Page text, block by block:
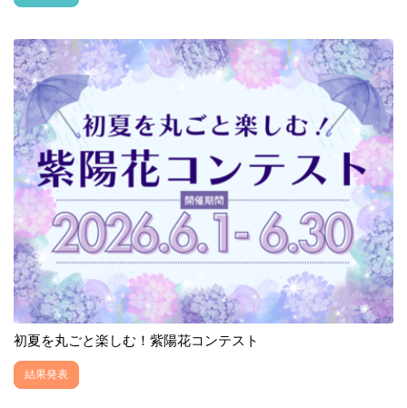
初夏を丸ごと楽しむ！紫陽花コンテスト
結果発表